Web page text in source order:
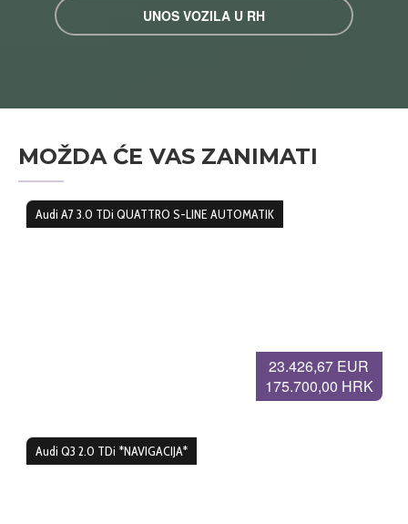
UNOS VOZILA U RH
MOŽDA ĆE VAS ZANIMATI
23.426,67 EUR
175.700,00 HRK
Audi A7 3.0 TDi QUATTRO S-LINE AUTOMATIK
Audi Q3 2.0 TDi *NAVIGACIJA*